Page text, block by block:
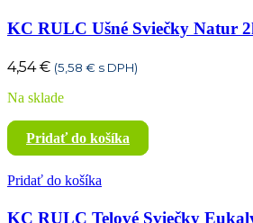
KC RULC Ušné Sviečky Natur
4,54€ (5,58 € s DPH)
Na sklade
Pridať do košíka
Pridať do košíka
KC RULC Telové Sviečky